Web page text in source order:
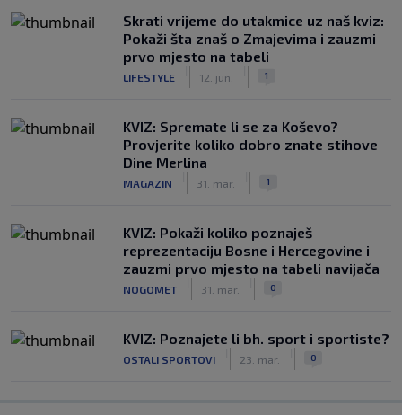
Skrati vrijeme do utakmice uz naš kviz:
Pokaži šta znaš o Zmajevima i zauzmi
prvo mjesto na tabeli
LIFESTYLE 12. jun. 1
KVIZ: Spremate li se za Koševo?
Provjerite koliko dobro znate stihove
Dine Merlina
MAGAZIN 31. mar. 1
KVIZ: Pokaži koliko poznaješ
reprezentaciju Bosne i Hercegovine i
zauzmi prvo mjesto na tabeli navijača
NOGOMET 31. mar. 0
KVIZ: Poznajete li bh. sport i sportiste?
OSTALI SPORTOVI 23. mar. 0